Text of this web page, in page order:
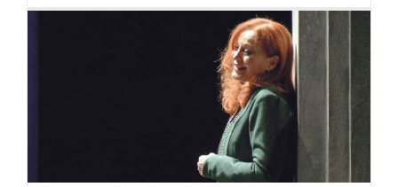
Spettri
6 – 11 dic 2022